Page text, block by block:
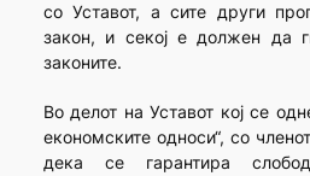
со Уставот, а сите други
закон, и секој е должен да
законите.
Во делот на Уставот кој се
економските односи“, со
дека се гарантира